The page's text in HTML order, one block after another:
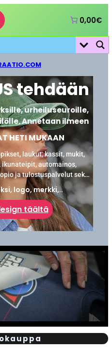
0,00€
tehdään
urheiluseuroille,
Annetaan ilmeen
HETI MUKAAN
laukut, kassit, mukit,
automainos,
ja tulostuspalvelut sekä
logo, merkki,..
täältä